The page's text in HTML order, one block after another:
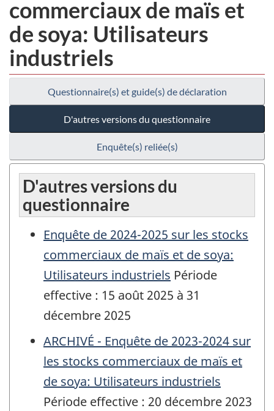
commerciaux de maïs et
de soya: Utilisateurs
industriels
Questionnaire(s) et guide(s) de déclaration
D'autres versions du questionnaire
Enquête(s) reliée(s)
D'autres versions du
questionnaire
Enquête de 2024-2025 sur les stocks
commerciaux de maïs et de soya:
Utilisateurs industriels Période
effective : 15 août 2025 à 31
décembre 2025
ARCHIVÉ - Enquête de 2023-2024 sur
les stocks commerciaux de maïs et
de soya: Utilisateurs industriels
Période effective : 20 décembre 2023